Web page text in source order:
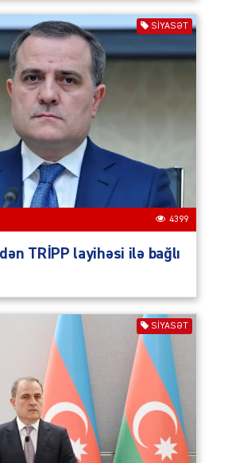
SIYASƏT
4399
TRİPP layihəsi ilə bağlı
SIYASƏT